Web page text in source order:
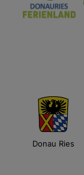
Donau Ries